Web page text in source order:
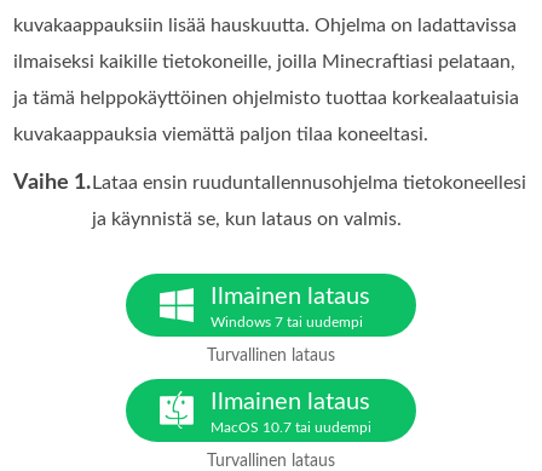
kuvakaappauksiin lisää hauskuutta. Ohjelma on ladattavissa
ilmaiseksi kaikille tietokoneille, joilla Minecraftiasi pelataan,
ja tämä helppokäyttöinen ohjelmisto tuottaa korkealaatuisia
kuvakaappauksia viemättä paljon tilaa koneeltasi.
Vaihe 1. Lataa ensin ruuduntallennusohjelma tietokoneellesi
ja käynnistä se, kun lataus on valmis.
Ilmainen lataus
Windows 7 tai uudempi
Turvallinen lataus
Ilmainen lataus
MacOS 10.7 tai uudempi
Turvallinen lataus